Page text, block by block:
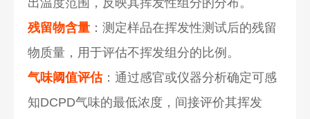
残留物含量 ：测定样品在挥发性测试后的残留
物质量，用于评估不挥发组分的比例。
气味阈值评估：通过感官或仪器分析确定可感
知DCPD气味的最低浓度，间接评价其挥发